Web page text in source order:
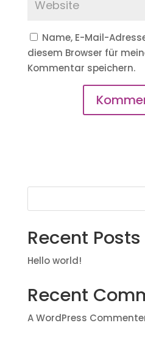
Name, E-Mail-
diesem Browser für
Kommentar speichern.
Recent Posts
Hello world!
Recent
A WordPress